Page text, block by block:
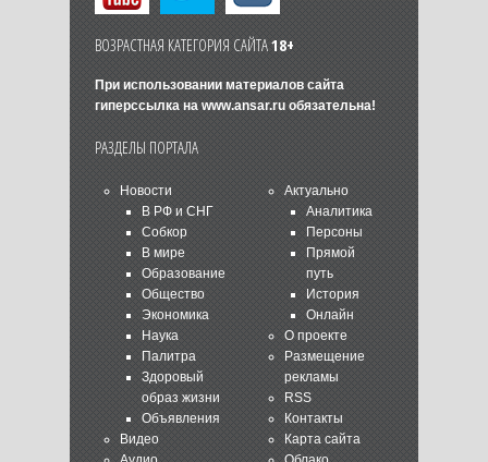
ВОЗРАСТНАЯ КАТЕГОРИЯ САЙТА18+
При использовании материалов сайта
гиперссылка на www.ansar.ruобязательна!
РАЗДЕЛЫ ПОРТАЛА
Новости
В РФ и СНГ
Собкор
В мире
Образование
Общество
Экономика
Наука
Палитра
Здоровый
образ жизни
Объявления
Видео
Актуально
Аналитика
Персоны
Прямой
путь
История
Онлайн
О проекте
Размещение
рекламы
RSS
Контакты
Карта сайта